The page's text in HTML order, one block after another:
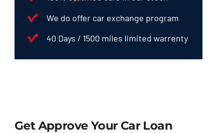
We do offer car exchange program
40 Days / 1500 miles limited warrenty
Get Approve Your Car Loan